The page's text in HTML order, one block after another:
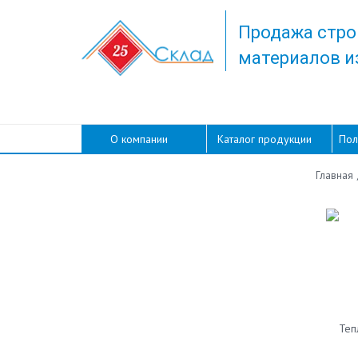
Продажа
материалов
О компании Каталог продукции
Главная